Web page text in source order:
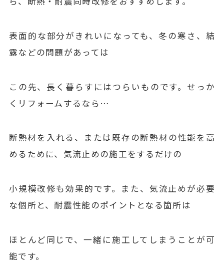
表面的な部分がきれいになっても、冬の寒さ、結
露などの問題があっては
この先、長く暮らすにはつらいものです。せっか
くリフォームするなら…
断熱材を入れる、または既存の断熱材の性能を高
めるために、気流止めの施工をするだけの
小規模改修も効果的です。また、気流止めが必要
な個所と、耐震性能のポイントとなる箇所は
ほとんど同じで、一緒に施工してしまうことが可
能です。